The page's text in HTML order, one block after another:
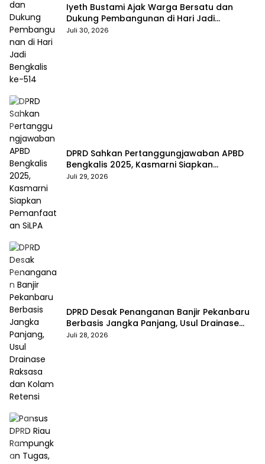
Iyeth Bustami Ajak Warga Bersatu dan
Dukung Pembangunan di Hari Jadi
Bengkalis ke-514
Juli 30, 2026
DPRD Sahkan Pertanggungjawaban APBD
Bengkalis 2025, Kasmarni Siapkan
Pemanfaatan SiLPA
Juli 29, 2026
DPRD Desak Penanganan Banjir Pekanbaru
Berbasis Jangka Panjang, Usul Drainase
Raksasa dan Kolam Retensi
Juli 28, 2026